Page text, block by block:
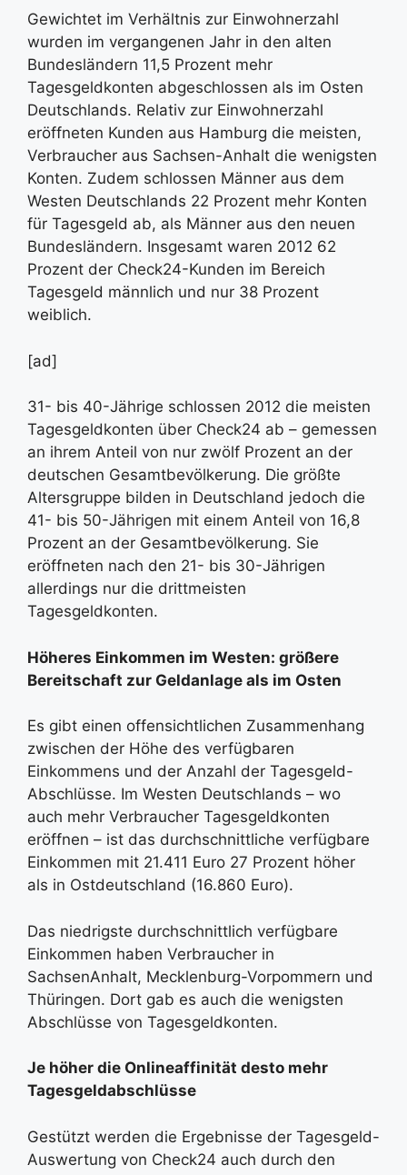
Gewichtet im Verhältnis zur Einwohnerzahl
wurden im vergangenen Jahr in den alten
Bundesländern 11,5 Prozent mehr
Tagesgeldkonten abgeschlossen als im Osten
Deutschlands. Relativ zur Einwohnerzahl
eröffneten Kunden aus Hamburg die meisten,
Verbraucher aus Sachsen-Anhalt die wenigsten
Konten. Zudem schlossen Männer aus dem
Westen Deutschlands 22 Prozent mehr Konten
für Tagesgeld ab, als Männer aus den neuen
Bundesländern. Insgesamt waren 2012 62
Prozent der Check24-Kunden im Bereich
Tagesgeld männlich und nur 38 Prozent
weiblich.
[ad]
31- bis 40-Jährige schlossen 2012 die meisten
Tagesgeldkonten über Check24 ab – gemessen
an ihrem Anteil von nur zwölf Prozent an der
deutschen Gesamtbevölkerung. Die größte
Altersgruppe bilden in Deutschland jedoch die
41- bis 50-Jährigen mit einem Anteil von 16,8
Prozent an der Gesamtbevölkerung. Sie
eröffneten nach den 21- bis 30-Jährigen
allerdings nur die drittmeisten
Tagesgeldkonten.
Höheres Einkommen im Westen: größere
Bereitschaft zur Geldanlage als im Osten
Es gibt einen offensichtlichen Zusammenhang
zwischen der Höhe des verfügbaren
Einkommens und der Anzahl der Tagesgeld-
Abschlüsse. Im Westen Deutschlands – wo
auch mehr Verbraucher Tagesgeldkonten
eröffnen – ist das durchschnittliche verfügbare
Einkommen mit 21.411 Euro 27 Prozent höher
als in Ostdeutschland (16.860 Euro).
Das niedrigste durchschnittlich verfügbare
Einkommen haben Verbraucher in
SachsenAnhalt, Mecklenburg-Vorpommern und
Thüringen. Dort gab es auch die wenigsten
Abschlüsse von Tagesgeldkonten.
Je höher die Onlineaffinität desto mehr
Tagesgeldabschlüsse
Gestützt werden die Ergebnisse der Tagesgeld-
Auswertung von Check24 auch durch den